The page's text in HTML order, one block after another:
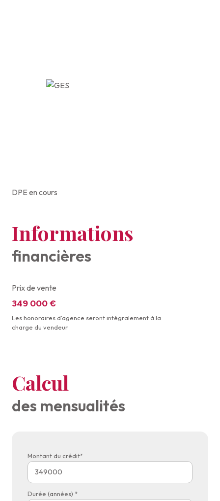
DPE en cours
Informations
financières
Prix de vente
349 000 €
Les honoraires d'agence seront intégralement à la
charge du vendeur
Calcul
des mensualités
Montant du crédit*
Durée (années) *